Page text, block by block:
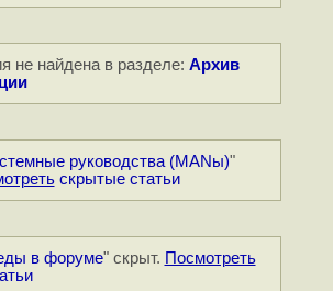
не найдена в разделе: Архив
руководства (MANы)"
скрытые статьи
в форуме" скрыт. Посмотреть